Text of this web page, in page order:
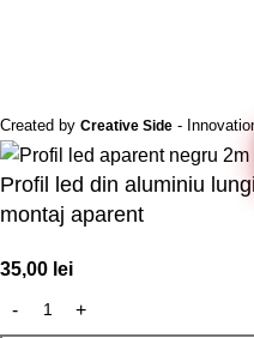
Created by Creative Side -
Profil led din aluminiu
montaj aparent
35,00 lei